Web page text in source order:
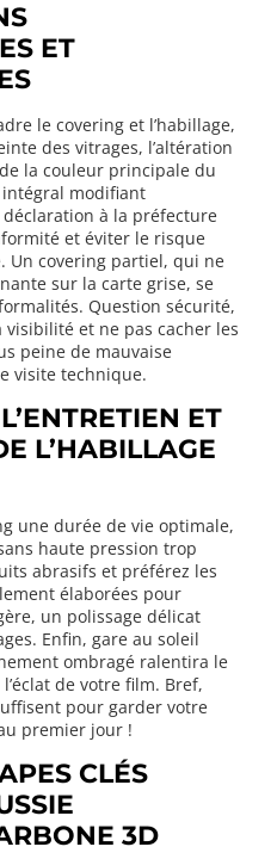
ET
le covering et l’habillage,
des vitrages, l’altération
la couleur principale du
intégral modifiant
déclaration à la préfecture
et éviter le risque
Un covering partiel, qui ne
sur la carte grise, se
Question sécurité,
et ne pas cacher les
peine de mauvaise
visite technique.
ET
L’HABILLAGE
une durée de vie optimale,
haute pression trop
abrasifs et préférez les
élaborées pour
un polissage délicat
Enfin, gare au soleil
ombragé ralentira le
de votre film. Bref,
pour garder votre
premier jour !
CLÉS
3D